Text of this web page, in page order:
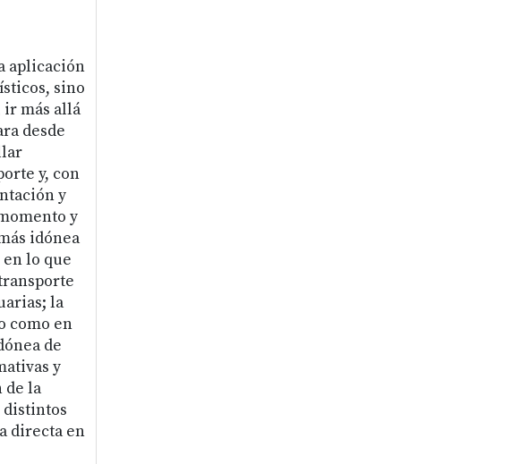
aplicación
sino
más allá
desde
y, con
y
y
idónea
lo que
la
como en
de
y
de la
distintos
directa en